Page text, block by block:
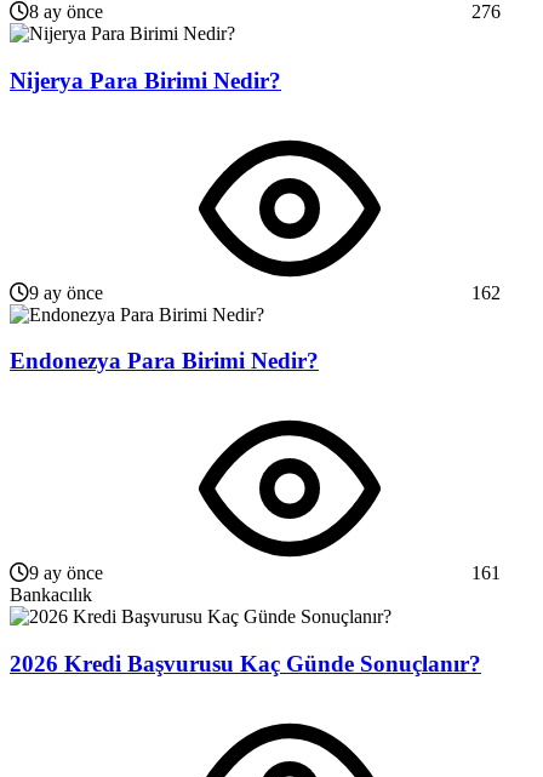
8 ay önce 276
Nijerya Para Birimi Nedir?
9 ay önce 162
Endonezya Para Birimi Nedir?
9 ay önce
161
Bankacılık
2026 Kredi Başvurusu Kaç Günde Sonuçlanır?